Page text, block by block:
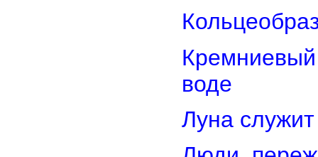
воде
Луна